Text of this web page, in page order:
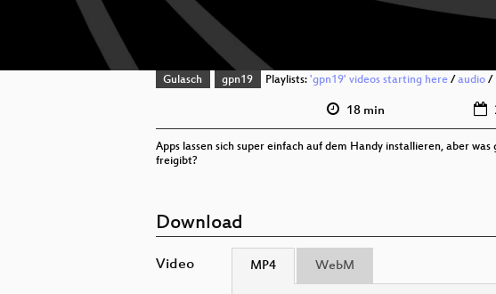
Gulasch gpn19 Playlists: 'gpn19' videos starting here/ audio/
18 min
Apps lassen sich super einfach auf dem Handy installieren, aber
freigibt?
Download
Video MP4 WebM